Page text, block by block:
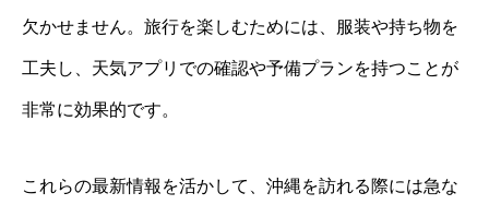
欠かせません。旅行を楽しむためには、服装や持ち物を
工夫し、天気アプリでの確認や予備プランを持つことが
非常に効果的です。
これらの最新情報を活かして、沖縄を訪れる際には急な